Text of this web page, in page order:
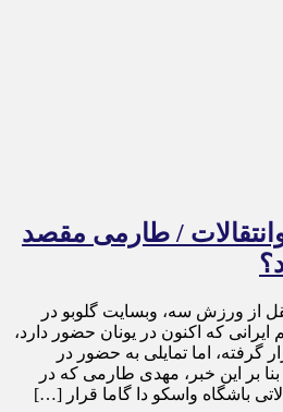
/ طارمی مقصد
از ورزش سه، وبسایت گلوبو در
که اکنون در یونان حضور دارد،
گرفته، اما تمایلی به حضور در
بر این خبر، مهدی طارمی که در
باشگاه واسکو دا گاما قرار […]